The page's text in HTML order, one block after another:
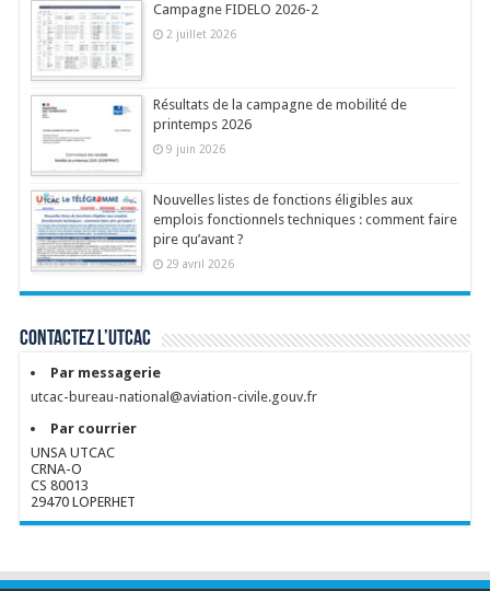
Campagne FIDELO 2026-2
2 juillet 2026
Résultats de la campagne de mobilité de
printemps 2026
9 juin 2026
Nouvelles listes de fonctions éligibles aux
emplois fonctionnels techniques : comment faire
pire qu’avant ?
29 avril 2026
Contactez l’UTCAC
Par messagerie
utcac-bureau-national@aviation-civile.gouv.fr
Par courrier
UNSA UTCAC
CRNA-O
CS 80013
29470 LOPERHET